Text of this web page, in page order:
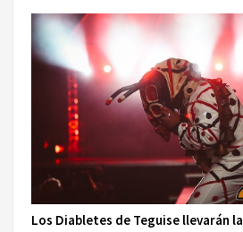
Los Diabletes de Teguise llevarán